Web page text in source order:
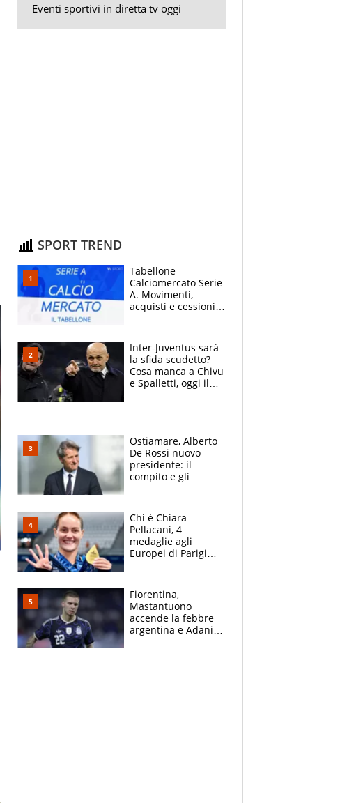
Eventi sportivi in diretta tv oggi
SPORT TREND
Tabellone
Calciomercato Serie
A. Movimenti,
acquisti e cessioni:
Inter-Juventus sarà
la sfida scudetto?
Cosa manca a Chivu
e Spalletti, oggi il
Ostiamare, Alberto
De Rossi nuovo
presidente: il
compito e gli
Chi è Chiara
Pellacani, 4
medaglie agli
Europei di Parigi
giornalista, mamma
insegnante e il
fratello calciatore
Fiorentina,
Mastantuono
accende la febbre
argentina e Adani